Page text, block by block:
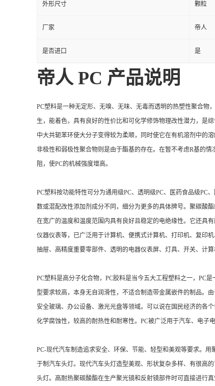
外形尺寸 颗粒
厂家 帝人
是否进口 是
帝人 PC 产品说明
PC塑料是一种无定形、无嗅、无味、无毒而透明的热塑性聚合
生，能着色，具有良好的性价比和可化学修饰物理改性潜力，是
中大共轭苯环使大分子变得较为柔顺，同时使它在有机溶剂中的
非极性和弱极性聚合物则是由于酯基的存在。在暂不考虑R基的
阻，使PC的机械强度增高。
PC塑料按功能特性可分为通用级PC、透明级PC、医药食品级PC
数或混配改性添加剂成分不同，细分为更多的具体牌号。聚碳酸
在宽广的温度和温度范围内具有良好且稳定的电绝缘性。它还具
仪器仪表等，已广泛用于计算机、便携式计算机、打印机、复印
抽屉、高精度重要零部件、透明的电器仪表屏、灯具、开关、计
PC塑料是高分子化合物，PC胶料是当今五大工程塑料之一，PC
型要求较高，本身无自润滑性，不适合制造带金属嵌件的制品。
安全玻璃、办公设备、激光光盘等领域。可以说在国民经济的各
化学腐蚀性，较高的耐热性和耐寒性。PC被广泛用于汽车、电子
PC-现代汽车制造追求安全、环保、节能、轻型和美观等要求。
于制汽车头灯。现代汽车头灯造型美观、形状复杂多样、有很高
头灯。高耐热聚碳酸酯在生产聚光镜和反射镜部件时可直接进行